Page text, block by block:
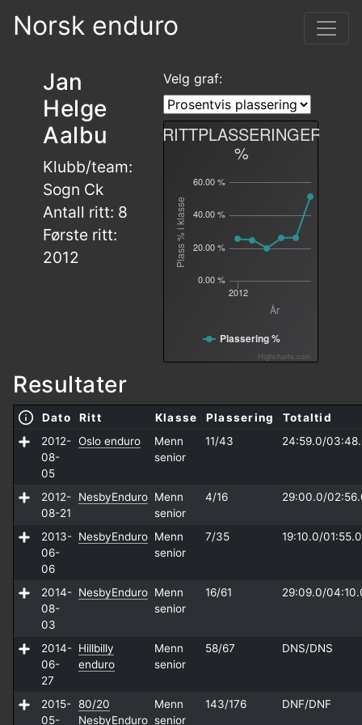
Norsk enduro
Jan
Helge
Aalbu
Klubb/team:
Sogn Ck
Antall ritt: 8
Første ritt:
2012
Velg graf:
År
Plass % i klasse
RITTPLASSERINGER
%
2012
20.00 %
40.00 %
60.00 %
0.00 %
Plassering %
Highcharts.com
Resultater
Dato Ritt Klasse Plassering
Totaltid
2012-
08-
05
Oslo enduro
Menn
senior
11/43 24:59.0/
2012-
08-21
NesbyEnduro Menn
senior
4/16 29:00.0/
2013-
06-
06
NesbyEnduro Menn
senior
7/35 19:10.0/01:55.0
2014-
08-
03
NesbyEnduro Menn
senior
16/61 29:09.0/
2014-
06-
27
Hillbilly
enduro
Menn
senior
58/67 DNS/DNS
2015-
05-
80/20
NesbyEnduro
Menn
senior
143/176 DNF/DNF